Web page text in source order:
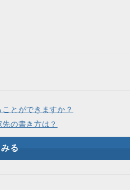
とができますか？
の書き方は？
る